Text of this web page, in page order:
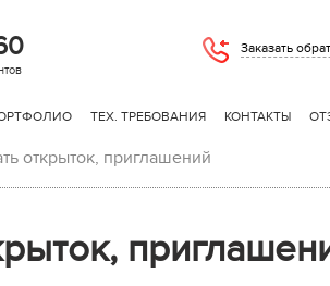
Заказать
ТЕХ. ТРЕБОВАНИЯ КОНТАКТЫ
открыток, приглашений